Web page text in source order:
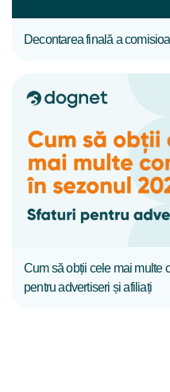
Decontarea finală a
Cum să obții cele mai multe
pentru advertiseri și afiliați